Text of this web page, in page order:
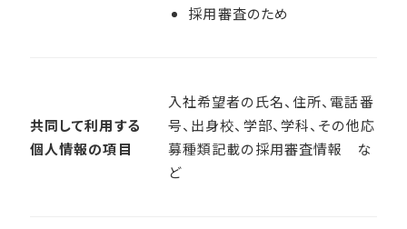
採用審査のため
共同して利用する
個人情報の項目
入社希望者の氏名、住所、電話番
号、出身校、学部、学科、その他応
募種類記載の採用審査情報 な
ど